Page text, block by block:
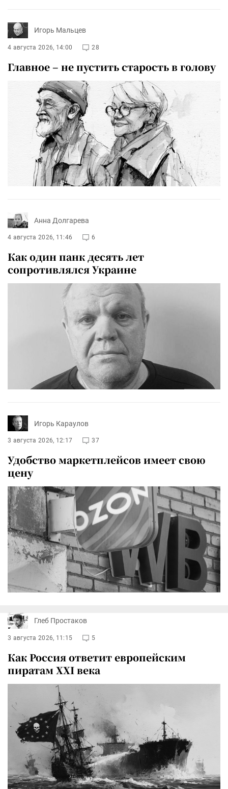
Игорь Мальцев
4 августа 2026, 14:00 28
Главное – не пустить старость в голову
Анна Долгарева
4 августа 2026, 11:46 6
Как один панк десять лет
сопротивлялся Украине
Игорь Караулов
3 августа 2026, 12:17 37
Удобство маркетплейсов имеет свою
цену
Глеб Простаков
3 августа 2026, 11:15 5
Как Россия ответит европейским
пиратам XXI века